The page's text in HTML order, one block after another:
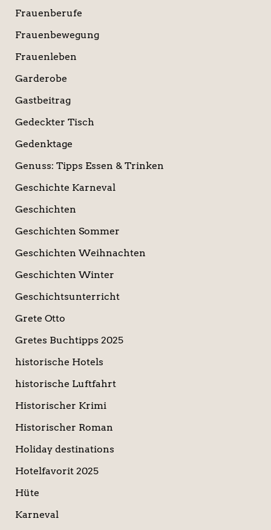
Frauenberufe
Frauenbewegung
Frauenleben
Garderobe
Gastbeitrag
Gedeckter Tisch
Gedenktage
Genuss: Tipps Essen & Trinken
Geschichte Karneval
Geschichten
Geschichten Sommer
Geschichten Weihnachten
Geschichten Winter
Geschichtsunterricht
Grete Otto
Gretes Buchtipps 2025
historische Hotels
historische Luftfahrt
Historischer Krimi
Historischer Roman
Holiday destinations
Hotelfavorit 2025
Hüte
Karneval